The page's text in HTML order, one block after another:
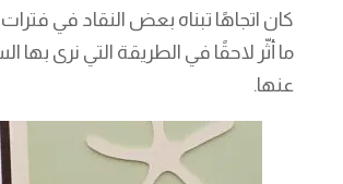
كان اتجاهًا تبناه بعض النقاد في
ما أثّر لاحقًا في الطريقة التي نرى بها
عنها.